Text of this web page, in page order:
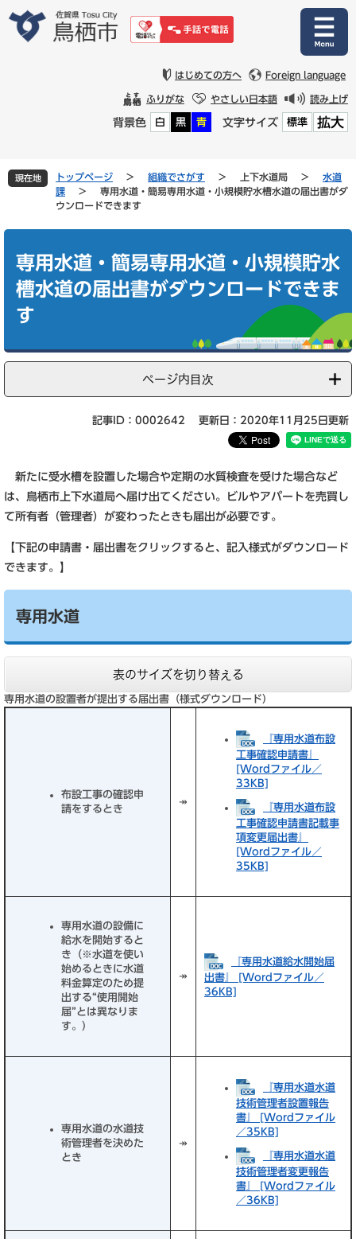
文
はじめての方へ Foreign language
ふりがな やさしい日本語 読み上げ
背景色 白 黒 青 文字サイズ 標準 拡大
現在地 トップページ > 組織でさがす > 上下水道局 >
水道
課
>
専用水道・簡易専用水道・小規模貯水槽水道の届出書がダ
ウンロードできます
専用水道・簡易専用水道・小規模貯水
槽水道の届出書がダウンロードできま
す
ページ内目次
記事ID：0002642 更新日：2020年11月25日更新
新たに受水槽を設置した場合や定期の水質検査を受けた場合など
は、鳥栖市上下水道局へ届け出てください。ビルやアパートを売買し
て所有者（管理者）が変わったときも届出が必要です。
【下記の申請書・届出書をクリックすると、記入様式がダウンロード
できます。】
専用水道
表のサイズを切り替える
専用水道の設置者が提出する届出書（様式ダウンロード）
布設工事の確認申
請をするとき
↠
『専用水道布設
工事確認申請書』
[Wordファイル／
33KB]
『専用水道布設
工事確認申請書記載事
項変更届出書』
[Wordファイル／
35KB]
専用水道の設備に
給水を開始すると
き（※水道を使い
始めるときに水道
料金算定のため提
出する“使用開始
届”とは異なりま
す。）
↠
『専用水道給水開始届
出書』 [Wordファイル／
36KB]
専用水道の水道技
術管理者を決めた
とき
↠
『専用水道水道
技術管理者設置報告
書』 [Wordファイル
／35KB]
『専用水道水道
技術管理者変更報告
書』 [Wordファイル
／36KB]